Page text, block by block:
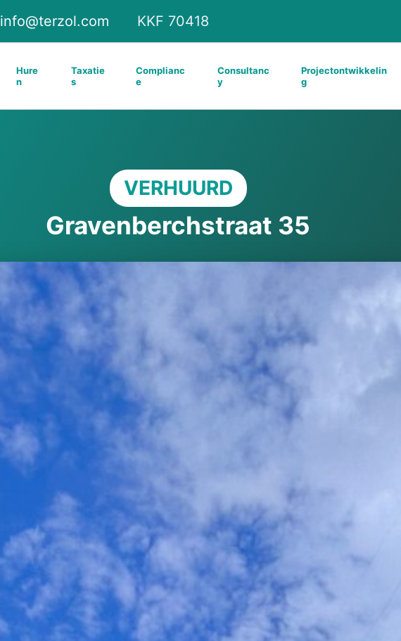
info@terzol.com KKF 70418
Hure
n
Taxatie
s
Complianc
e
Consultanc
y
Projectontwikkelin
g
VERHUURD
Gravenberchstraat 35